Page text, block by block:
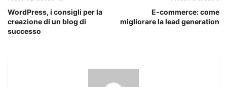
WordPress, i consigli per la
creazione di un blog di
successo
E-commerce: come
migliorare la lead generation